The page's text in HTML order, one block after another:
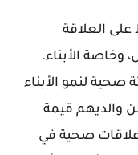
العلاقة
وخاصة الأبناء.
صحية لنمو الأبناء
والديهم قيمة
صحية في